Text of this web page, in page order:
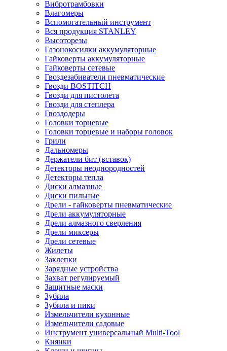
Вибротрамбовки
Влагомеры
Вспомогательный инструмент
Вся продукция STANLEY
Высоторезы
Газонокосилки аккумуляторные
Гайковерты аккумуляторные
Гайковерты сетевые
Гвоздезабиватели пневматические
Гвозди BOSTITCH
Гвозди для пистолета
Гвозди для степлера
Гвоздодеры
Головки торцевые
Головки торцевые и наборы головок
Грили
Дальномеры
Держатели бит (вставок)
Детекторы неоднородностей
Детекторы тепла
Диски алмазные
Диски пильные
Дрели - гайковерты пневматические
Дрели аккумуляторные
Дрели алмазного сверления
Дрели миксеры
Дрели сетевые
Жилеты
Заклепки
Зарядные устройства
Захват регулируемый
Защитные маски
Зубила
Зубила и пики
Измельчители кухонные
Измельчители садовые
Инструмент универсальный Multi-Tool
Киянки